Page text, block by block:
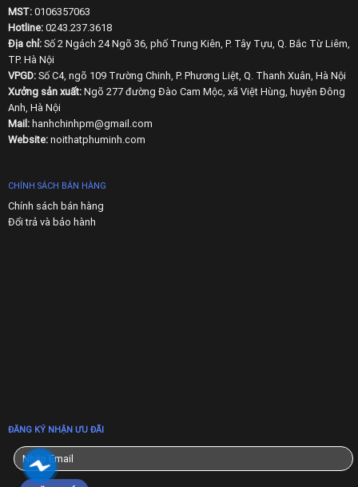
MST: 0106357063
Hotline:0243.237.3618
Địa chỉ:Số 2 Ngách 24 Ngõ 36, phố Trung Kiên, P. Tây Tựu, Q. Bắc Từ Liêm,
TP. Hà Nội
VPGD:Số C4, ngõ 109 Trường Chinh, P. Phương Liệt, Q. Thanh Xuân, Hà Nội
Xưởng sản xuất:Ngõ 277 đường Đào Cam Mộc, xã Việt Hùng, huyện Đông
Anh, Hà Nội
Mail: hanhchinhpm@gmail.com
Website:noithatphuminh.com
CHÍNH SÁCH BÁN HÀNG
Chính sách bán hàng
Đổi trả và bảo hành
ĐĂNG KÝ NHẬN ƯU ĐÃI